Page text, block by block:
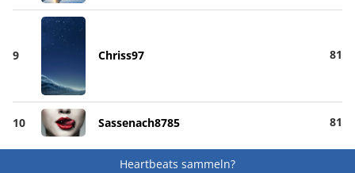
9 Chriss97 81
10 Sassenach8785 81
Heartbeats sammeln?